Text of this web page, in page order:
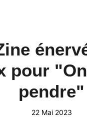
pour
pendre"
22 Mai 2023